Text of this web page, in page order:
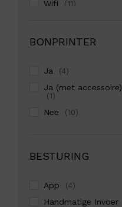
Wifi (11)
BONPRINTER
Ja (4)
Ja (met accessoire)
(1)
Nee (10)
BESTURING
App (4)
Handmatige Invoer